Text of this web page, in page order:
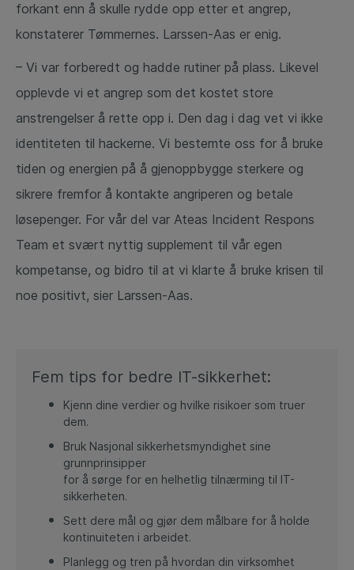
forkant enn å skulle rydde opp etter et angrep,
konstaterer Tømmernes. Larssen-Aas er enig.
– Vi var forberedt og hadde rutiner på plass. Likevel
opplevde vi et angrep som det kostet store
anstrengelser å rette opp i. Den dag i dag vet vi ikke
identiteten til hackerne. Vi bestemte oss for å bruke
tiden og energien på å gjenoppbygge sterkere og
sikrere fremfor å kontakte angriperen og betale
løsepenger. For vår del var Ateas Incident Respons
Team et svært nyttig supplement til vår egen
kompetanse, og bidro til at vi klarte å bruke krisen til
noe positivt, sier Larssen-Aas.
Fem tips for bedre IT-sikkerhet:
Kjenn dine verdier og hvilke risikoer som truer
dem.
Bruk Nasjonal sikkerhetsmyndighet sine
grunnprinsipper
for å sørge for en helhetlig tilnærming til IT-
sikkerheten.
Sett dere mål og gjør dem målbare for å holde
kontinuiteten i arbeidet.
Planlegg og tren på hvordan din virksomhet